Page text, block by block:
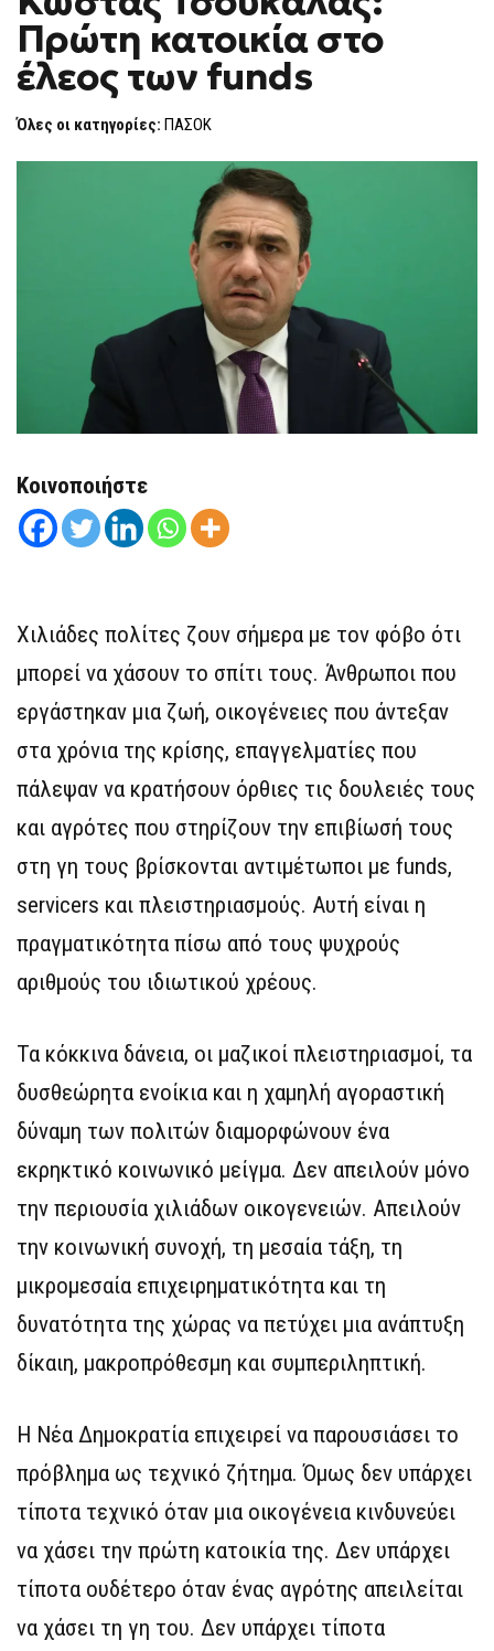
ΤΣΟΥΚΑΛΆΣ:
ΚΑΤΟΙΚΊΑ
ΣΤΟ
ΈΛΕΟΣ
ΤΩΝ
Πρώτη κατοικία στο
έλεος των funds
Όλες οι κατηγορίες: ΠΑΣΟΚ
Κοινοποιήστε
Χιλιάδες πολίτες ζουν σήμερα με τον φόβο ότι
μπορεί να χάσουν το σπίτι τους. Άνθρωποι που
εργάστηκαν μια ζωή, οικογένειες που άντεξαν
στα χρόνια της κρίσης, επαγγελματίες που
πάλεψαν να κρατήσουν όρθιες τις δουλειές τους
και αγρότες που στηρίζουν την επιβίωσή τους
στη γη τους βρίσκονται αντιμέτωποι με funds,
servicers και πλειστηριασμούς. Αυτή είναι η
πραγματικότητα πίσω από τους ψυχρούς
αριθμούς του ιδιωτικού χρέους.
Τα κόκκινα δάνεια, οι μαζικοί πλειστηριασμοί, τα
δυσθεώρητα ενοίκια και η χαμηλή αγοραστική
δύναμη των πολιτών διαμορφώνουν ένα
εκρηκτικό κοινωνικό μείγμα. Δεν απειλούν μόνο
την περιουσία χιλιάδων οικογενειών. Απειλούν
την κοινωνική συνοχή, τη μεσαία τάξη, τη
μικρομεσαία επιχειρηματικότητα και τη
δυνατότητα της χώρας να πετύχει μια ανάπτυξη
δίκαιη, μακροπρόθεσμη και συμπεριληπτική.
Η Νέα Δημοκρατία επιχειρεί να παρουσιάσει το
πρόβλημα ως τεχνικό ζήτημα. Όμως δεν υπάρχει
τίποτα τεχνικό όταν μια οικογένεια κινδυνεύει
να χάσει την πρώτη κατοικία της. Δεν υπάρχει
τίποτα ουδέτερο όταν ένας αγρότης απειλείται
να χάσει τη γη του. Δεν υπάρχει τίποτα